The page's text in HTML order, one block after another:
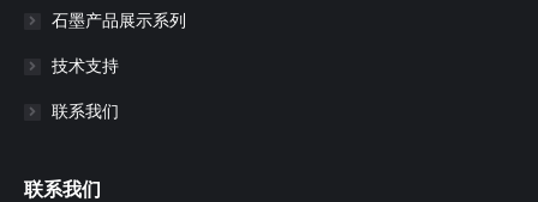
石墨产品展示系列
技术支持
联系我们
联系我们